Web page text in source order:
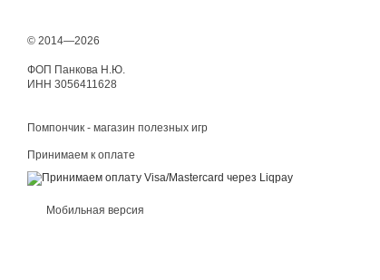
© 2014—2026
ФОП Панкова Н.Ю.
ИНН 3056411628
Помпончик - магазин полезных игр
Принимаем к оплате
Мобильная версия